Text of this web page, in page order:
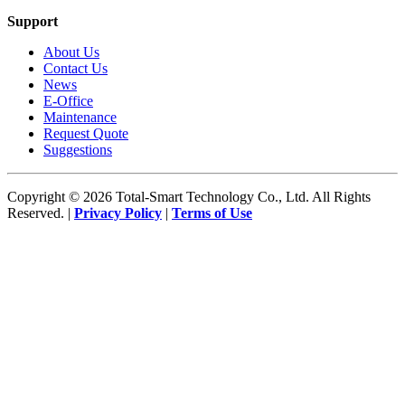
Support
About Us
Contact Us
News
E-Office
Maintenance
Request Quote
Suggestions
Copyright © 2026 Total-Smart Technology Co., Ltd. All Rights
Reserved. | Privacy Policy | Terms of Use